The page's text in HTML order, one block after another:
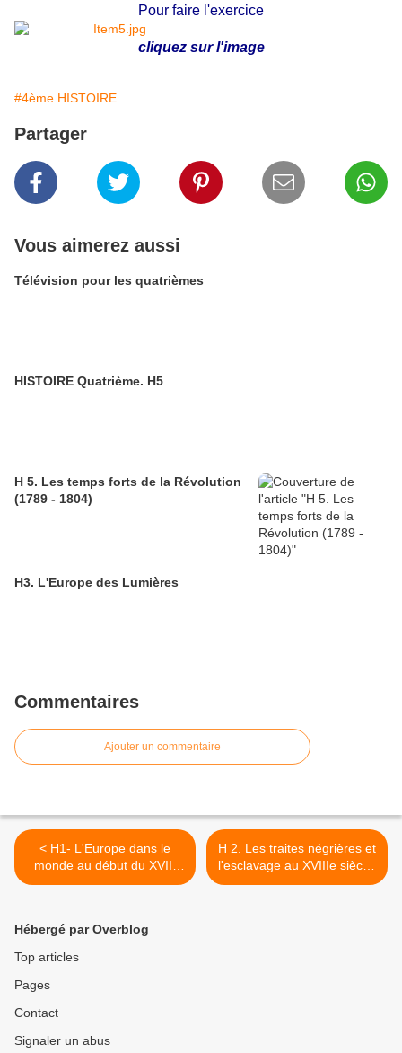
Pour faire l'exercice
cliquez sur l'image
#4ème HISTOIRE
Partager
Vous aimerez aussi
Télévision pour les quatrièmes
HISTOIRE Quatrième. H5
H 5. Les temps forts de la Révolution
(1789 - 1804)
H3. L'Europe des Lumières
Commentaires
Ajouter un commentaire
< H1- L'Europe dans le
monde au début du XVIII
siècle
H 2. Les traites négrières et
l'esclavage au XVIIIe siècle.
>
Hébergé par Overblog
Top articles
Pages
Contact
Signaler un abus